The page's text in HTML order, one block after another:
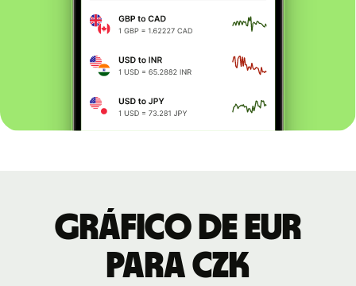
Gráfico de EUR
para CZK